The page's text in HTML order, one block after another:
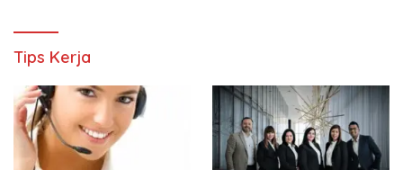
Tips Kerja